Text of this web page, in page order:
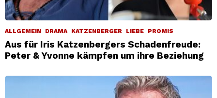
ALLGEMEIN DRAMA KATZENBERGER LIEBE PROMIS
Aus für Iris Katzenbergers Schadenfreude:
Peter & Yvonne kämpfen um ihre Beziehung